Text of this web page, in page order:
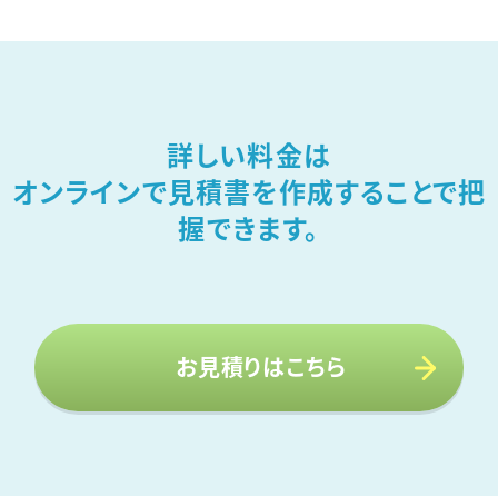
詳しい料金は
オンラインで見積書を作成することで把
握できます。
お見積りはこちら